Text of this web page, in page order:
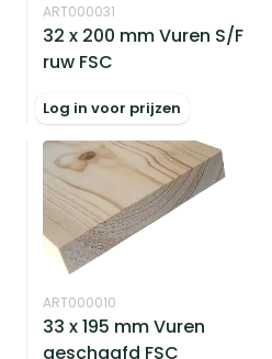
ART000031
32 x 200 mm Vuren S/F
ruw FSC
Log in voor prijzen
ART000010
33 x 195 mm Vuren
geschaafd FSC